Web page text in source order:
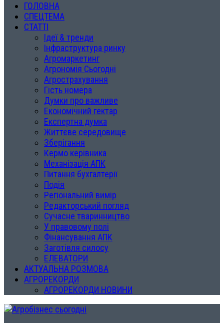
ГОЛОВНА
СПЕЦТЕМА
СТАТТІ
Ідеї & тренди
Інфраструктура ринку
Агромаркетинг
Агрономія Сьогодні
Агрострахування
Гість номера
Думки про важливе
Економічний гектар
Експертна думка
Життєве середовище
Зберігання
Кермо керівника
Механізація АПК
Питання бухгалтерії
Подія
Регіональний вимір
Редакторський погляд
Сучасне тваринництво
У правовому полі
Фінансування АПК
Заготівля силосу
ЕЛЕВАТОРИ
АКТУАЛЬНА РОЗМОВА
АГРОРЕКОРДИ
АГРОРЕКОРДИ НОВИНИ